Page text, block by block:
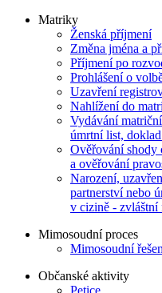
Matriky
Ženská příjmení
Změna jména a
Příjmení po
Prohlášení o
Uzavření
Nahlížení do
Vydávání
úmrtní list,
Ověřování shody
a ověřování
Narození,
partnerství nebo
v cizině - zvláštní
Mimosoudní proces
Mimosoudní
Občanské aktivity
Petice